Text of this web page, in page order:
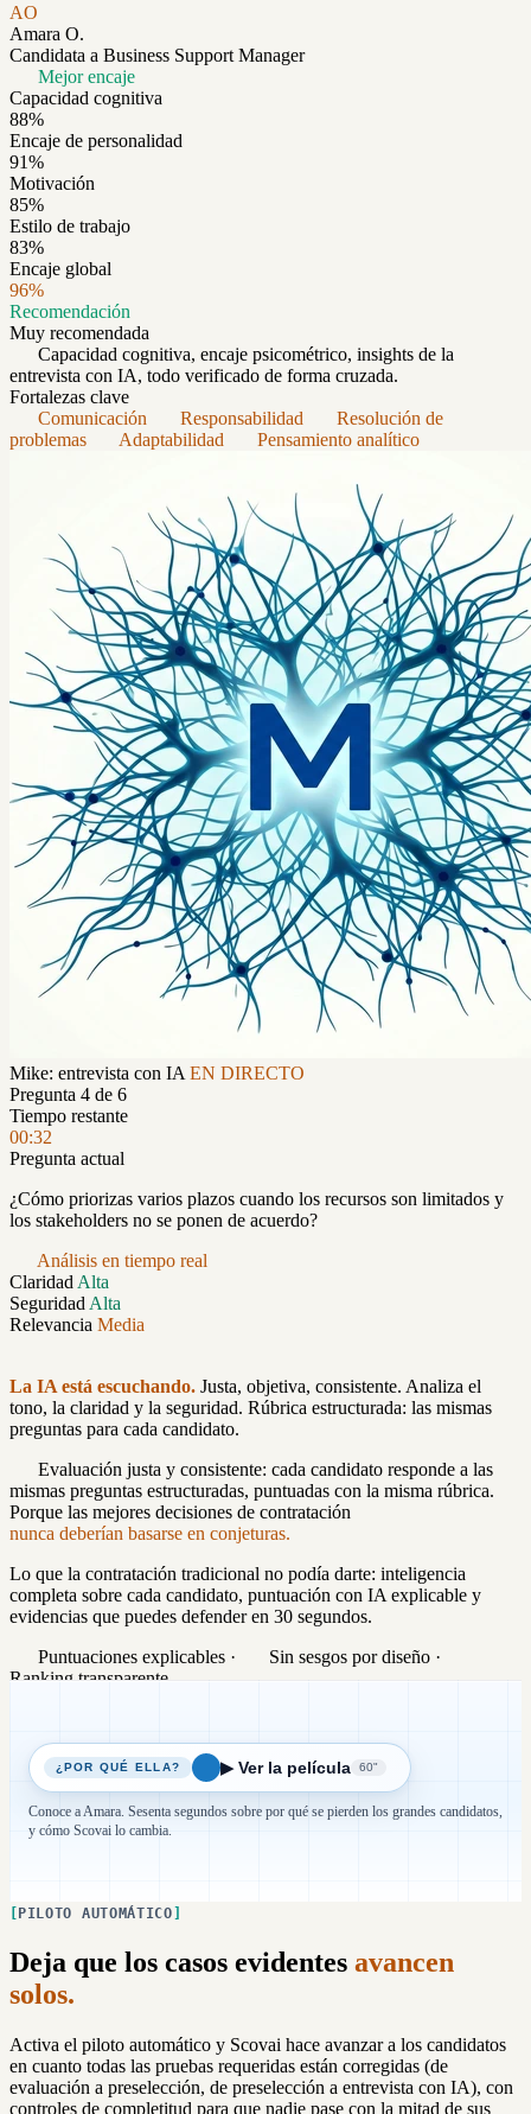
AO
Amara O.
Candidata a Business Support Manager
Mejor encaje
Capacidad cognitiva
88%
Encaje de personalidad
91%
Motivación
85%
Estilo de trabajo
83%
Encaje global
96%
Recomendación
Muy recomendada
Capacidad cognitiva, encaje psicométrico, insights de la
entrevista con IA, todo verificado de forma cruzada.
Fortalezas clave
Comunicación
Responsabilidad
Resolución de
problemas
Adaptabilidad Pensamiento analítico
Mike: entrevista con IA EN DIRECTO
Pregunta 4 de 6
Tiempo restante
00:32
Pregunta actual
¿Cómo priorizas varios plazos cuando los recursos son limitados y
los stakeholders no se ponen de acuerdo?
Análisis en tiempo real
Claridad Alta
Seguridad Alta
Relevancia Media
La IA está escuchando. Justa, objetiva, consistente. Analiza el
tono, la claridad y la seguridad. Rúbrica estructurada: las mismas
preguntas para cada candidato.
Evaluación justa y consistente: cada candidato responde a las
mismas preguntas estructuradas, puntuadas con la misma rúbrica.
Porque las mejores decisiones de contratación
nunca deberían basarse en conjeturas.
Lo que la contratación tradicional no podía darte: inteligencia
completa sobre cada candidato, puntuación con IA explicable y
evidencias que puedes defender en 30 segundos.
Puntuaciones explicables · Sin sesgos por diseño ·
Ranking transparente
¿POR QUÉ ELLA? ▶ Ver la película 60"
Conoce a Amara. Sesenta segundos sobre por qué se pierden los grandes candidatos,
y cómo Scovai lo cambia.
PILOTO AUTOMÁTICO
Deja que los casos evidentes avancen
solos.
Activa el piloto automático y Scovai hace avanzar a los candidatos
en cuanto todas las pruebas requeridas están corregidas (de
evaluación a preselección, de preselección a entrevista con IA), con
controles de completitud para que nadie pase con la mitad de sus